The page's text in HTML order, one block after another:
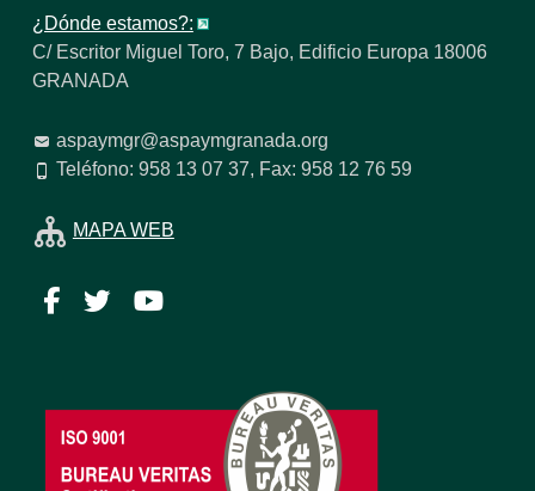
¿Dónde estamos?:
C/ Escritor Miguel Toro, 7 Bajo, Edificio Europa 18006
GRANADA
aspaymgr@aspaymgranada.org
Teléfono: 958 13 07 37, Fax: 958 12 76 59
MAPA WEB
Facebook
TwitterYouTube